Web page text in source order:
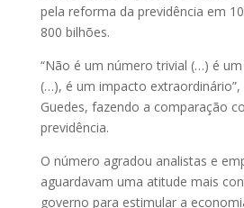
pela reforma da previdência em
800 bilhões.
“Não é um número trivial (…) é
(…), é um impacto extraordinário”,
Guedes, fazendo a comparação
previdência.
O número agradou analistas e
aguardavam uma atitude mais
governo para estimular a